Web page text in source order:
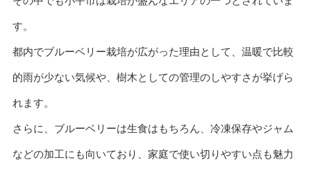
す。
都内でブルーベリー栽培が広がった理由として、温暖で比較
的雨が少ない気候や、樹木としての管理のしやすさが挙げら
れます。
さらに、ブルーベリーは生食はもちろん、冷凍保存やジャム
などの加工にも向いており、家庭で使い切りやすい点も魅力